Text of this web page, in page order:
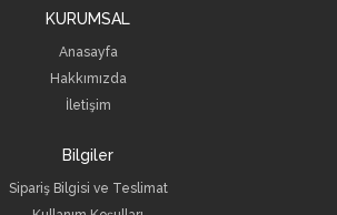
KURUMSAL
Anasayfa
Hakkımızda
İletişim
Bilgiler
Sipariş Bilgisi ve Teslimat